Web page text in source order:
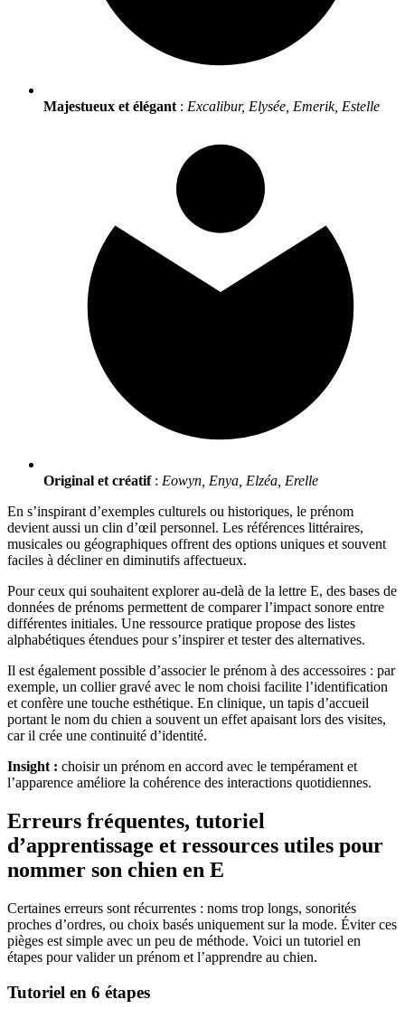
Majestueux et élégant: Excalibur, Elysée, Emerik, Estelle
Original et créatif: Eowyn, Enya, Elzéa, Erelle
En s’inspirant d’exemples culturels ou historiques, le prénom
devient aussi un clin d’œil personnel. Les références littéraires,
musicales ou géographiques offrent des options uniques et souvent
faciles à décliner en diminutifs affectueux.
Pour ceux qui souhaitent explorer au-delà de la lettre E, des bases de
données de prénoms permettent de comparer l’impact sonore entre
différentes initiales. Une ressource pratique propose des listes
alphabétiques étendues pour s’inspirer et tester des alternatives.
Il est également possible d’associer le prénom à des accessoires : par
exemple, un collier gravé avec le nom choisi facilite l’identification
et confère une touche esthétique. En clinique, un tapis d’accueil
portant le nom du chien a souvent un effet apaisant lors des visites,
car il crée une continuité d’identité.
Insight : choisir un prénom en accord avec le tempérament et
l’apparence améliore la cohérence des interactions quotidiennes.
Erreurs fréquentes, tutoriel
d’apprentissage et ressources utiles pour
nommer son chien en E
Certaines erreurs sont récurrentes : noms trop longs, sonorités
proches d’ordres, ou choix basés uniquement sur la mode. Éviter ces
pièges est simple avec un peu de méthode. Voici un tutoriel en
étapes pour valider un prénom et l’apprendre au chien.
Tutoriel en 6 étapes